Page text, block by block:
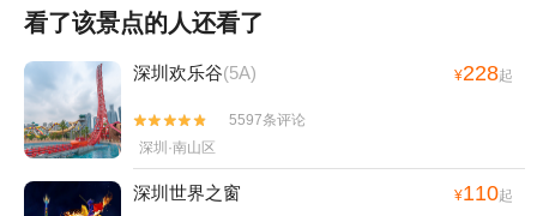
看了该景点的人还看了
深圳欢乐谷(5A) ¥228起


5597条评论
深圳·南山区
深圳世界之窗 ¥110起